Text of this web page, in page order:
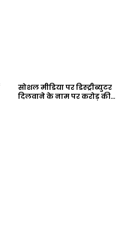
सोशल मीडिया पर डिस्ट्रीब्युटर
दिलवाने के नाम पर करोड़ की…